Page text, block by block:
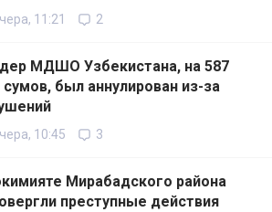
11:21 2
МДШО Узбекистана, на 587
был аннулирован из-за
10:45 3
Мирабадского района
преступные действия